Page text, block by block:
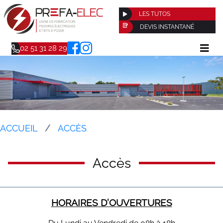
LES TUTOS
DEVIS INSTANTANÉ
02 51 31 28 29
ACCUEIL ACCÈS
Accès
HORAIRES D’OUVERTURES